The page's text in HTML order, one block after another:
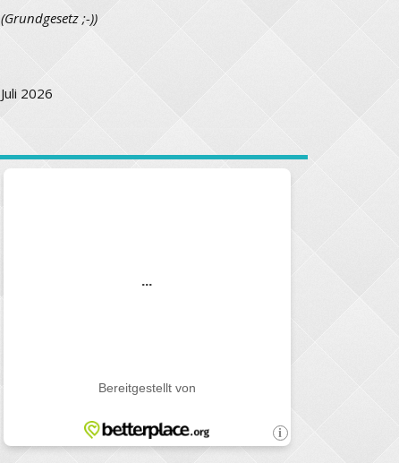
(Grundgesetz ;-))
Juli 2026